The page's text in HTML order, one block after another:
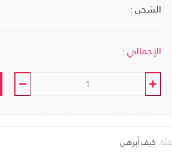
الشحن :
الإجمالي :
كيف أبرهن